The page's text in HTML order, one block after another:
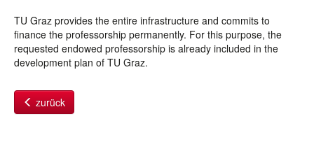
TU Graz provides the entire infrastructure and commits to
finance the professorship permanently. For this purpose, the
requested endowed professorship is already included in the
development plan of TU Graz.
zurück